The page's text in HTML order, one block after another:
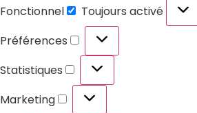
Fonctionnel
Toujours activé
Préférences
Statistiques
Marketing